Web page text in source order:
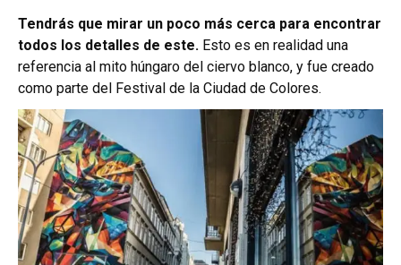
Tendrás que mirar un poco más cerca para encontrar
todos los detalles de este. Esto es en realidad una
referencia al mito húngaro del ciervo blanco, y fue creado
como parte del Festival de la Ciudad de Colores.